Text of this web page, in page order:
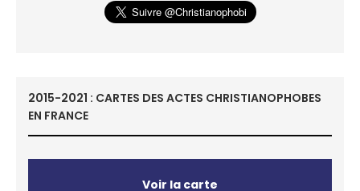
2015-2021 : CARTES DES ACTES CHRISTIANOPHOBES
EN FRANCE
Voir la carte